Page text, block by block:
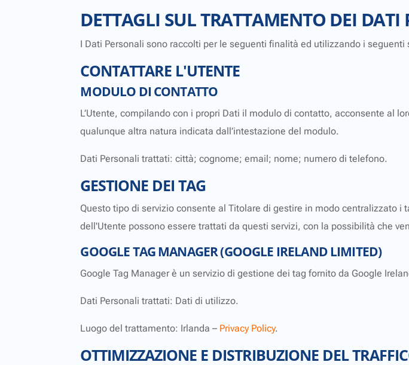
DETTAGLI SUL TRATTAMENTO DEI DATI
I Dati Personali sono raccolti per le seguenti finalità ed utilizzando i seguenti
CONTATTARE L'UTENTE
MODULO DI CONTATTO
L’Utente, compilando con i propri Dati il modulo di contatto, acconsente al
qualunque altra natura indicata dall’intestazione del modulo.
Dati Personali trattati: città; cognome; email; nome; numero di telefono.
GESTIONE DEI TAG
Questo tipo di servizio consente al Titolare di gestire in modo centralizzato
dell'Utente possono essere trattati da questi servizi, con la possibilità che
GOOGLE TAG MANAGER (GOOGLE IRELAND LIMITED)
Google Tag Manager è un servizio di gestione dei tag fornito da Google
Dati Personali trattati: Dati di utilizzo.
Luogo del trattamento: Irlanda – Privacy Policy.
OTTIMIZZAZIONE E DISTRIBUZIONE DEL